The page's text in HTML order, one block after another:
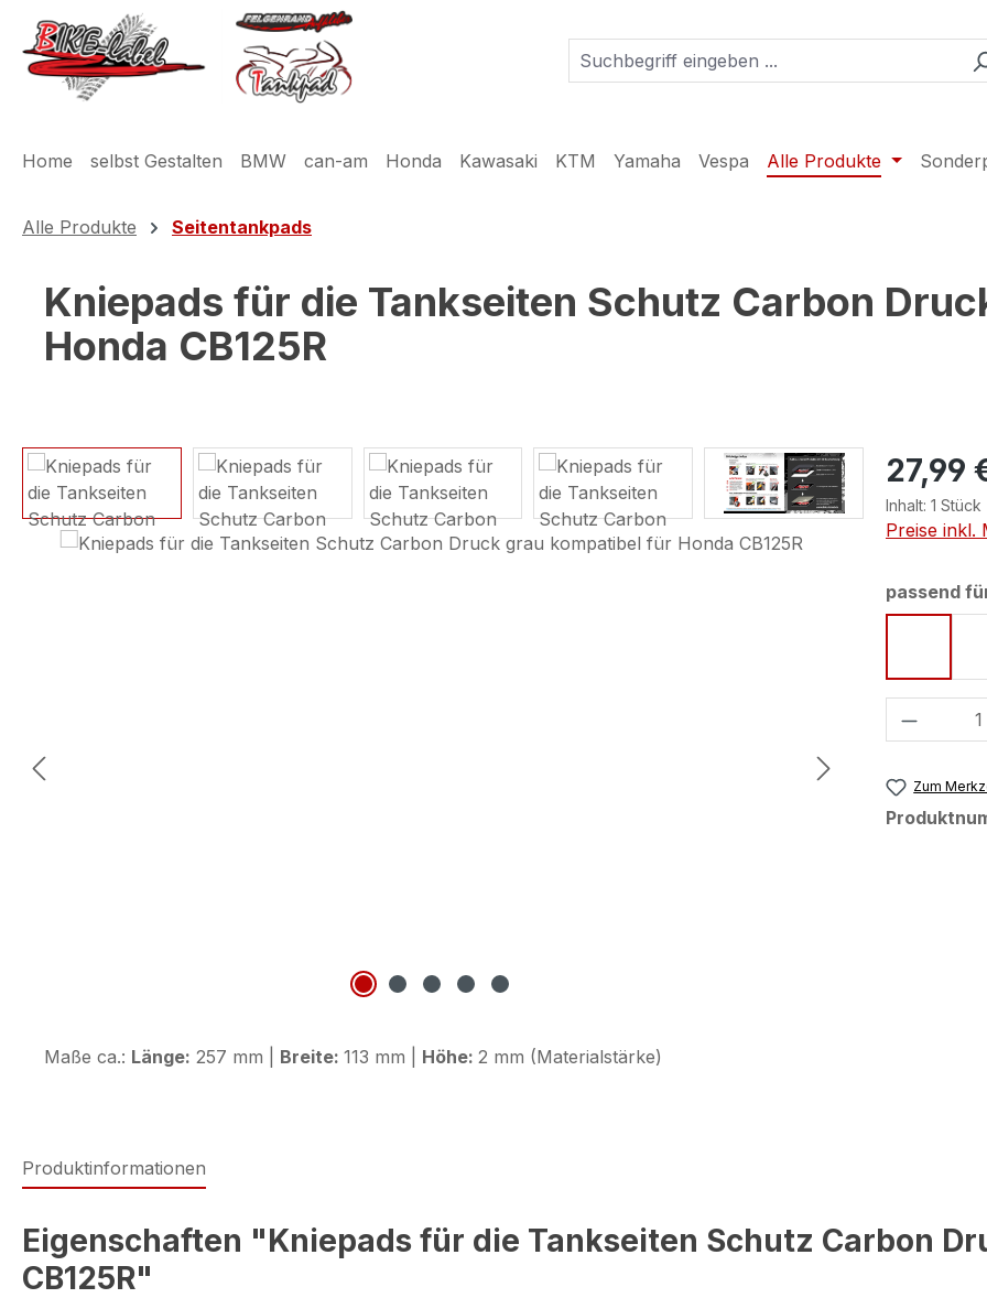
Hauptinhalt springen
Zur Suche springen
Zur Hauptnavigation springen
Home selbst Gestalten BMW can-am Honda Kawasaki KTM Yamaha Vespa Alle Produkte
Alle Produkte Seitentankpads
Kniepads für die Tankseiten Schutz Carbon
Honda CB125R
Bildergalerie überspringen 27,99
Inhalt: 1 Stück
Preise inkl.
passend
Zum
Maße ca.: Länge: 257 mm | Breite: 113 mm | Höhe: 2 mm (Materialstärke)
Produktinformationen
Eigenschaften "Kniepads für die Tankseiten Schutz Carbon
CB125R"